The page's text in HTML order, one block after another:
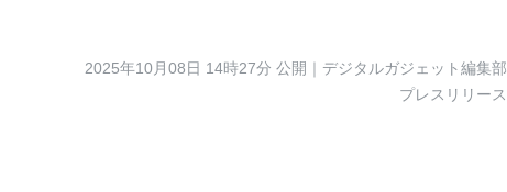
2025年10月08日 14時27分 公開｜デジタルガジェット編集部
プレスリリース